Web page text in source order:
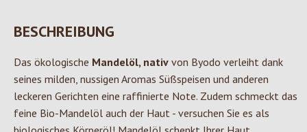
BESCHREIBUNG
Das ökologische Mandelöl, nativ von Byodo verleiht dank
seines milden, nussigen Aromas Süßspeisen und anderen
leckeren Gerichten eine raffinierte Note. Zudem schmeckt das
feine Bio-Mandelöl auch der Haut - versuchen Sie es als